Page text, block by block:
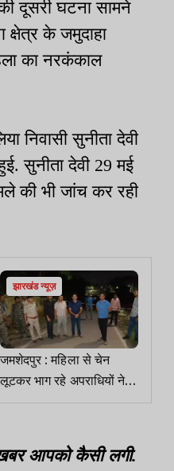
दूसरी घटना सामने
के जमुदाहा
का नरकंकाल
निवासी सुनीता देवी
सुनीता देवी 29 मई
की भी जांच कर रही
झारखंड न्यूज़
जमशेदपुर : महिला से चेन
लूटकर भाग रहे अपराधियों ने
पुलिस पर फायरिंग की, दबोचे
आपको कैसी लगी.